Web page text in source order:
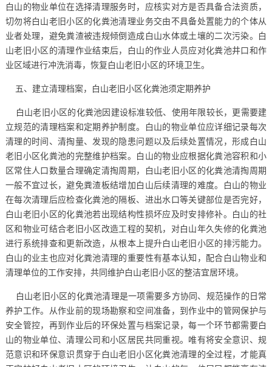
白山的物业单位在选择清理服务时，应核实对方是否具备合法资质，
切勿将白山老旧小区的化粪池清理业务交由不具备处置能力的个体从
业者处理，避免粪渣被违规倾倒造成白山水体或土壤的二次污染。白
山老旧小区的清理作业结束后，白山的作业人员应对化粪池井口和作
业区域进行冲洗消毒，恢复白山老旧小区的环境卫生。
五、建立清理档案，白山老旧小区化粪池须定期养护
白山老旧小区的化粪池因建设标准较低、使用年限较长，更需要建
立规范的清理档案和定期养护制度。白山的物业单位应详细记录每次
清理的时间、清掏量、发现的隐患问题以及后续处置情况，形成白山
老旧小区化粪池的完整维护档案。白山的物业应根据化粪池容积和小
区常住人口数量合理确定清掏周期，白山老旧小区的化粪池清掏周期
一般不宜过长，避免粪渣板结增加白山后续清理的难度。白山的物业
在每次清理后应检查化粪池的隔板、进出水口等关键部位是否完好，
白山老旧小区的化粪池若出现结构性损坏应及时安排修补。白山的社
区和物业可结合老旧小区改造工程的契机，对白山年久失修的化粪池
进行系统排查和更新改造，从根本上提升白山老旧小区的排污能力。
白山的业主也应对化粪池清理的重要性有基本认知，配合白山物业和
清理单位的工作安排，共同维护白山老旧小区的整洁宜居环境。
白山老旧小区的化粪池清理是一项需要多方协同、规范操作的日常
养护工作。从作业前的现场勘察和空间准备，到作业中的管网保护与
安全管控，再到作业后的环保处置与档案记录，每一个环节都需要白
山的物业单位、清理公司和小区居民共同重视。唯有将安全意识、规
范意识和环保意识贯穿于白山老旧小区化粪池清理的全过程，才能真